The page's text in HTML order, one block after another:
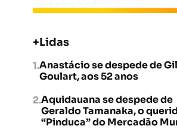
+Lidas
Anastácio se despede de
Goulart, aos 52 anos
Aquidauana se despede de
Geraldo Tamanaka, o
“Pinduca” do Mercadão